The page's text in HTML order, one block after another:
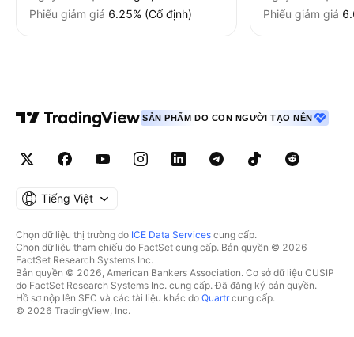
Phiếu giảm giá 6.25% (Cố định)
Phiếu giảm giá
SẢN PHẨM DO CON NGƯỜI TẠO NÊN
Tiếng Việt
Chọn dữ liệu thị trường do ICE Data Services cung cấp.
Chọn dữ liệu tham chiếu do FactSet cung cấp. Bản quyền © 2026
FactSet Research Systems Inc.
Bản quyền © 2026, American Bankers Association. Cơ sở dữ liệu CUSIP
do FactSet Research Systems Inc. cung cấp. Đã đăng ký bản quyền.
Hồ sơ nộp lên SEC và các tài liệu khác do Quartrcung cấp.
© 2026 TradingView, Inc.